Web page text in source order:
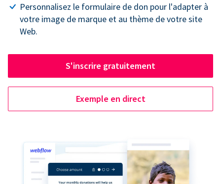
Personnalisez le formulaire de don pour l'adapter à
votre image de marque et au thème de votre site
Web.
S'inscrire gratuitement
Exemple en direct